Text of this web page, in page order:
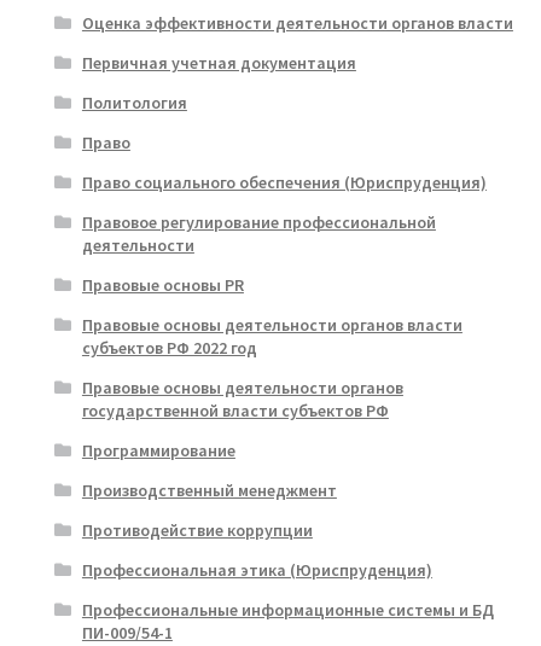
Оценка эффективности деятельности органов власти
Первичная учетная документация
Политология
Право
Право социального обеспечения (Юриспруденция)
Правовое регулирование профессиональной
деятельности
Правовые основы PR
Правовые основы деятельности органов власти
субъектов РФ 2022 год
Правовые основы деятельности органов
государственной власти субъектов РФ
Программирование
Производственный менеджмент
Противодействие коррупции
Профессиональная этика (Юриспруденция)
Профессиональные информационные системы и БД
ПИ-009/54-1